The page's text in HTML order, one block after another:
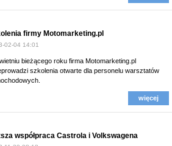
firmy Motomarketing.pl
02-04 14:01
bieżącego roku firma Motomarketing.pl
szkolenia otwarte dla personelu warsztatów
więcej
współpraca Castrola i Volkswagena